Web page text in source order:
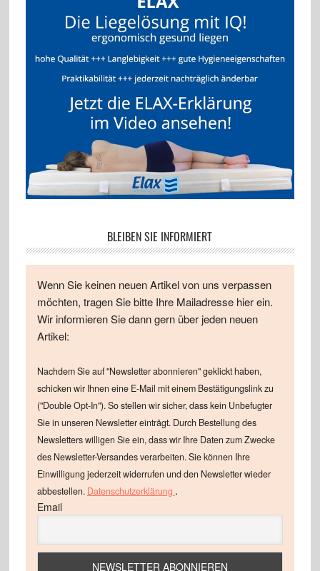
BLEIBEN SIE INFORMIERT
Wenn Sie keinen neuen Artikel von uns verpassen
möchten, tragen Sie bitte Ihre Mailadresse hier ein.
Wir informieren Sie dann gern über jeden neuen
Artikel:
Nachdem Sie auf "Newsletter abonnieren" geklickt haben,
schicken wir Ihnen eine E-Mail mit einem Bestätigungslink zu
("Double Opt-In"). So stellen wir sicher, dass kein Unbefugter
Sie in unseren Newsletter einträgt. Durch Bestellung des
Newsletters willigen Sie ein, dass wir Ihre Daten zum Zwecke
des Newsletter-Versandes verarbeiten. Sie können Ihre
Einwilligung jederzeit widerrufen und den Newsletter wieder
abbestellen. Datenschutzerklärung .
Email